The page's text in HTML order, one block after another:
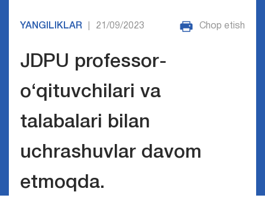
YANGILIKLAR 21/09/2023 Chop etish
JDPU professor-
o‘qituvchilari va
talabalari bilan
uchrashuvlar davom
etmoqda.